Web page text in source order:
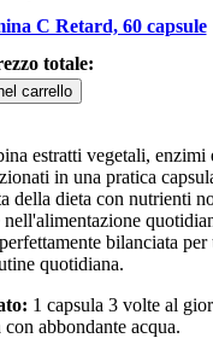
C Retard, 60 capsule
totale:
carrello
estratti vegetali, enzimi
in una pratica
della dieta con nutrienti
bilanciata
quotidiana.
1 capsula 3 volte al
abbondante acqua.